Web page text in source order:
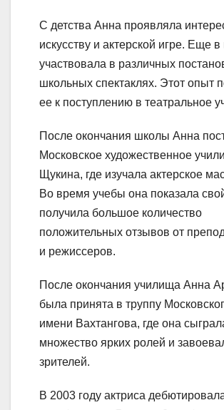
С детства Анна проявляла
искусству и актерской игре. Еще
участвовала в различных
школьных спектаклях. Этот опыт
ее к поступлению в театральное
После окончания школы Анна
Московское художественное
Щукина, где изучала актерское
Во время учебы она показала
получила большое количество
положительных отзывов от
и режиссеров.
После окончания училища Анна
была принята в труппу
имени Вахтангова, где она
множество ярких ролей и
зрителей.
В 2003 году актриса